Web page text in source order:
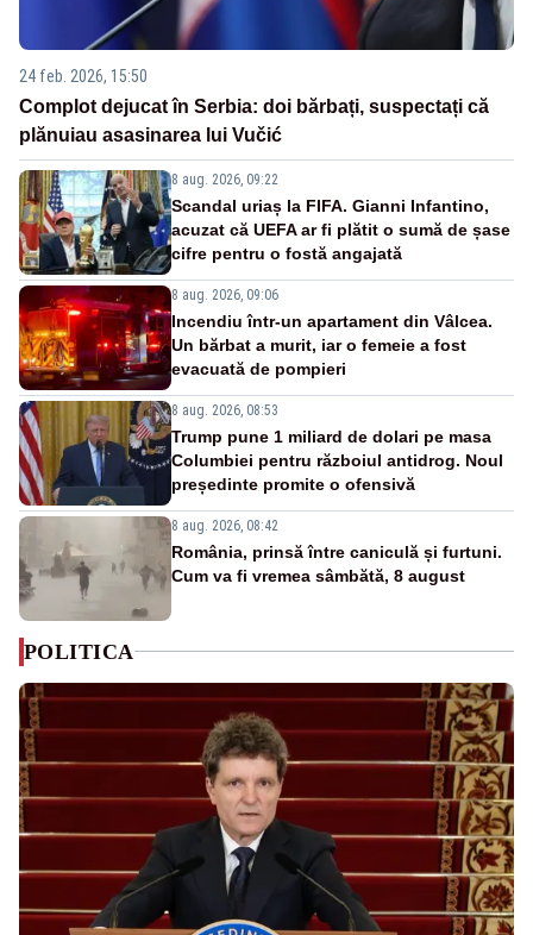
24 feb. 2026, 15:50
Complot dejucat în Serbia: doi bărbați, suspectați că
plănuiau asasinarea lui Vučić
8 aug. 2026, 09:22
Scandal uriaș la FIFA. Gianni Infantino,
acuzat că UEFA ar fi plătit o sumă de șase
cifre pentru o fostă angajată
8 aug. 2026, 09:06
Incendiu într-un apartament din Vâlcea.
Un bărbat a murit, iar o femeie a fost
evacuată de pompieri
8 aug. 2026, 08:53
Trump pune 1 miliard de dolari pe masa
Columbiei pentru războiul antidrog. Noul
președinte promite o ofensivă
8 aug. 2026, 08:42
România, prinsă între caniculă și furtuni.
Cum va fi vremea sâmbătă, 8 august
POLITICA